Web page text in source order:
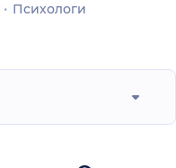
Психологи